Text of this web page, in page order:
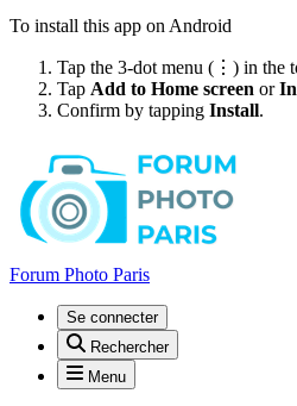
To install this app on Android
Tap the 3-dot menu (⋮) in the
Tap Add to Home screen or
Confirm by tapping Install.
Forum Photo Paris
Se connecter
Rechercher
Menu